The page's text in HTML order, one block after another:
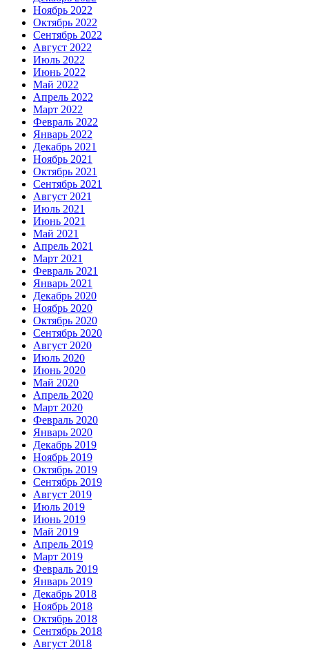
Ноябрь 2022
Октябрь 2022
Сентябрь 2022
Август 2022
Июль 2022
Июнь 2022
Май 2022
Апрель 2022
Март 2022
Февраль 2022
Январь 2022
Декабрь 2021
Ноябрь 2021
Октябрь 2021
Сентябрь 2021
Август 2021
Июль 2021
Июнь 2021
Май 2021
Апрель 2021
Март 2021
Февраль 2021
Январь 2021
Декабрь 2020
Ноябрь 2020
Октябрь 2020
Сентябрь 2020
Август 2020
Июль 2020
Июнь 2020
Май 2020
Апрель 2020
Март 2020
Февраль 2020
Январь 2020
Декабрь 2019
Ноябрь 2019
Октябрь 2019
Сентябрь 2019
Август 2019
Июль 2019
Июнь 2019
Май 2019
Апрель 2019
Март 2019
Февраль 2019
Январь 2019
Декабрь 2018
Ноябрь 2018
Октябрь 2018
Сентябрь 2018
Август 2018